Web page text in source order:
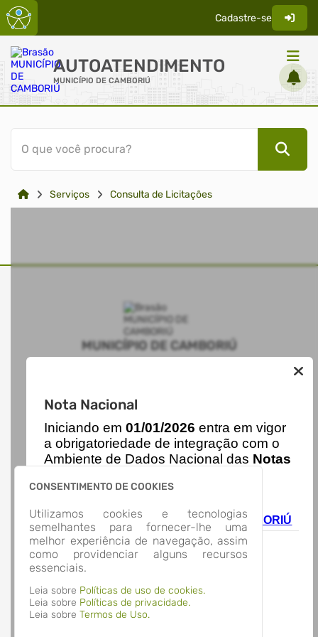
Cadastre-se
AUTOATENDIMENTO
MUNICÍPIO DE CAMBORIÚ
ACESSO RÁPIDO
Acessibilidade
Transparência
O que você procura?
Serviços Consulta de Licitações
CONSENTIMENTO DE COOKIES
Utilizamos cookies e tecnologias
semelhantes para fornecer-lhe uma
melhor experiência de navegação, assim
como providenciar alguns recursos
essenciais.
Leia sobre Políticas de uso de cookies.
Leia sobre Políticas de privacidade.
Leia sobre Termos de Uso.
Nota Nacional
Iniciando em01/01/2026 entra em vigor
a obrigatoriedade de integração com o
Ambiente de Dados Nacional das Notas
entraram em vigornovas regras,
acesse o link abaixo e saiba mais.
Autoatendimento - MUNICÍPIO DE CAMBORIÚ
MUNICÍPIO DE CAMBORIÚ
AUTOATENDIMENTO
ACESSO RÁPIDO
Acesso à Informação
Cidadão
Transparência
LOCALIZAÇÃO
Camboriú/
CEP: 88.340-347
Abrir no Mapa
CONTATOS
ouvidoria@camboriu.sc.gov.br
HORÁRIO DE ATENDIMENTO
Segunda-feira a Sexta-feira